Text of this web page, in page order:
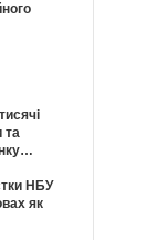
та
НБУ
як